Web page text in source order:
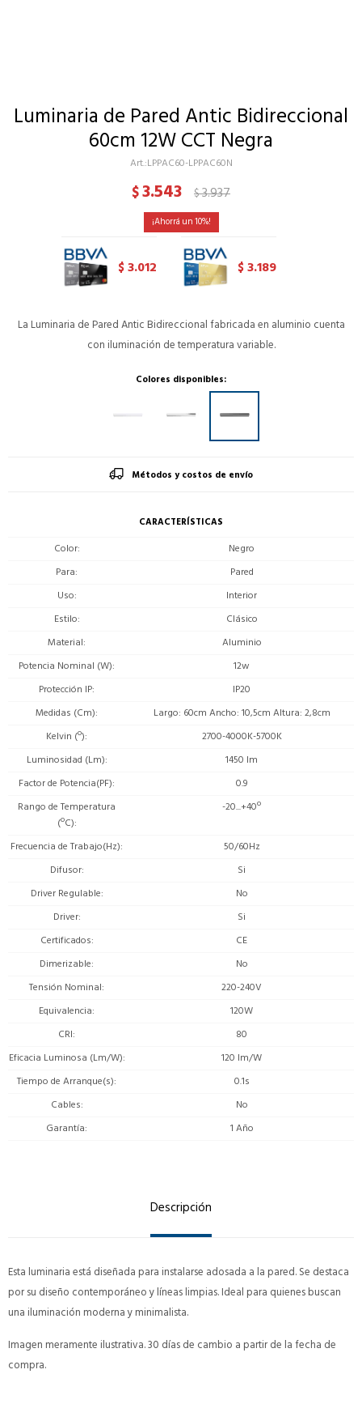
Luminaria de Pared Antic Bidireccional
60cm 12W CCT Negra
LPPAC60-LPPAC60N
$3.543 $3.937
10
$3.012 $3.189
La Luminaria de Pared Antic Bidireccional fabricada en aluminio cuenta
con iluminación de temperatura variable.
Colores disponibles:
Métodos y costos de envío
CARACTERÍSTICAS
Color
Negro
Para
Pared
Uso
Interior
Estilo
Clásico
Material
Aluminio
Potencia Nominal (W)
12w
Protección IP
IP20
Medidas (Cm)
Largo: 60cm Ancho: 10,5cm Altura: 2,8cm
Kelvin (º)
2700-4000K-5700K
Luminosidad (Lm)
1450 lm
Factor de Potencia(PF)
0.9
Rango de Temperatura
(ºC)
-20...+40º
Frecuencia de Trabajo(Hz)
50/60Hz
Difusor
Si
Driver Regulable
No
Driver
Si
Certificados
CE
Dimerizable
No
Tensión Nominal
220-240V
Equivalencia
120W
CRI
80
Eficacia Luminosa (Lm/W)
120 lm/W
Tiempo de Arranque(s)
0.1s
Cables
No
Garantía
1 Año
Descripción
Esta luminaria está diseñada para instalarse adosada a la pared. Se destaca
por su diseño contemporáneo y líneas limpias. Ideal para quienes buscan
una iluminación moderna y minimalista.
Imagen meramente ilustrativa. 30 días de cambio a partir de la fecha de
compra.